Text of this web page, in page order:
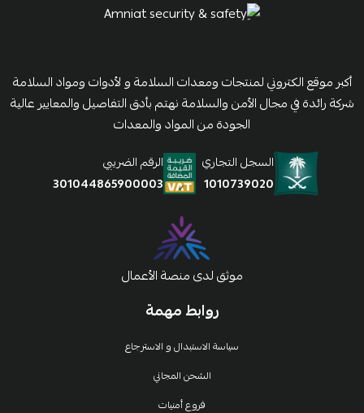
روابط مهمة
سياسة الاستبدال و الاسترجاع
الشحن المجاني
فروع أمنيات
أكبر موقع الكتروني لمنتجات ومعدات السلامة و لأدوات ومواد السلامة
شركة رائدة في مجال الأمن والسلامة نهتم بأدق التفاصيل والمعايير عالية
الجودة من المواد والمعدات
السجل التجاري
1010739020
الرقم الضريبي
301044865900003
موثق لدى منصة الأعمال